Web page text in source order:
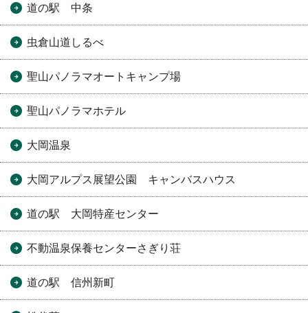
道の駅 中条
虫倉山道しるべ
聖山パノラマオートキャンプ場
聖山パノラマホテル
大岡温泉
大岡アルプス展望公園 キャンバスハウス
道の駅 大岡特産センター
不動温泉保養センターさぎり荘
道の駅 信州新町